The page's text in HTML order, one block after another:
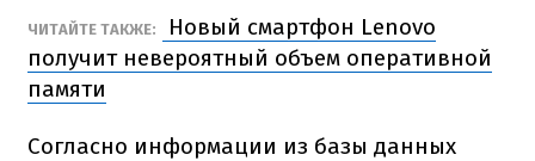
ЧИТАЙТЕ ТАКЖЕ:
Новый смартфон Lenovo
получит невероятный объем оперативной
памяти
Согласно информации из базы данных